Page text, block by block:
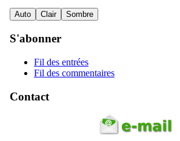
Auto Clair Sombre
S'abonner
Fil des entrées
Fil des commentaires
Contact